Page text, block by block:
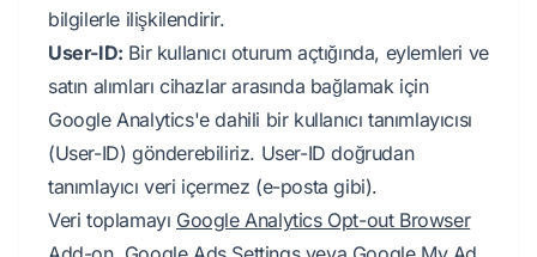
bilgilerle ilişkilendirir.
User-ID: Bir kullanıcı oturum açtığında, eylemleri ve
satın alımları cihazlar arasında bağlamak için
Google Analytics'e dahili bir kullanıcı tanımlayıcısı
(User-ID) gönderebiliriz. User-ID doğrudan
tanımlayıcı veri içermez (e-posta gibi).
Veri toplamayı Google Analytics Opt-out Browser